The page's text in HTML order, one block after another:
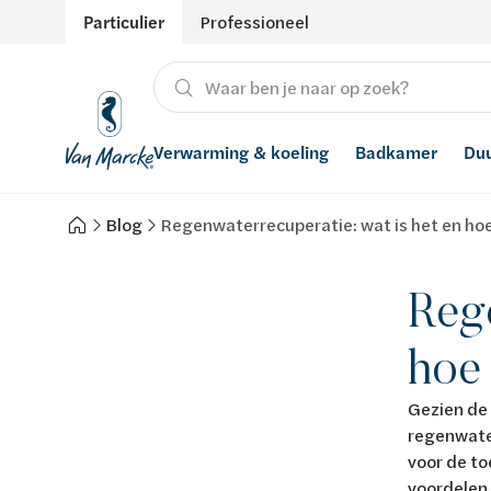
Particulier Professioneel
Verwarming & koeling
Verwarming
Badkamer
Producten
Hernieuwbare energie
Waterontharders
Blog Regenwaterrecuperatie: wat is het en
Gezien
voor de